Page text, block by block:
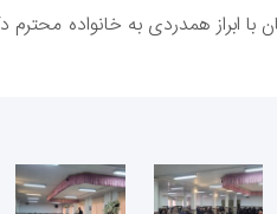
ابراز همدردی به خانواده محترم